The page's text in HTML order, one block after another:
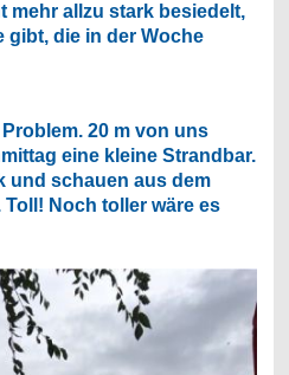
mehr allzu stark besiedelt,
gibt, die in der Woche
20 m von uns
eine kleine Strandbar.
und schauen aus dem
Noch toller wäre es